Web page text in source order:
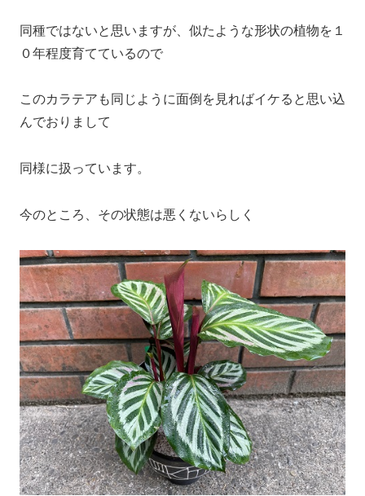
同種ではないと思いますが、似たような形状の植物を１
０年程度育てているので
このカラテアも同じように面倒を見ればイケると思い込
んでおりまして
同様に扱っています。
今のところ、その状態は悪くないらしく